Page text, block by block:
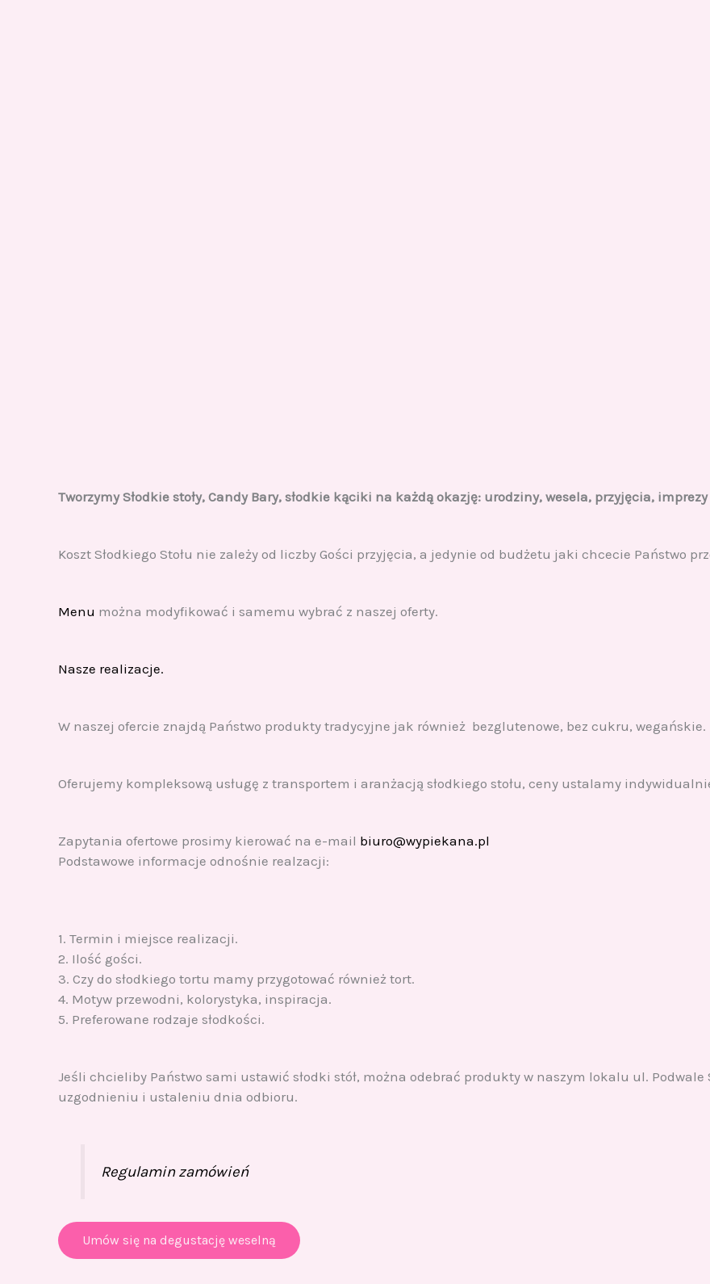
Tworzymy Słodkie stoły, Candy Bary, słodkie kąciki na każdą okazję: urodziny, wesela, przyjęcia,
Koszt Słodkiego Stołu nie zależy od liczby Gości przyjęcia, a jedynie od budżetu jaki chcecie Państwo
Menu można modyfikować i samemu wybrać z naszej oferty.
Nasze realizacje.
W naszej ofercie znajdą Państwo produkty tradycyjne jak również bezglutenowe, bez cukru, wegańskie.
Oferujemy kompleksową usługę z transportem i aranżacją słodkiego stołu, ceny ustalamy
Zapytania ofertowe prosimy kierować na e-mail biuro@wypiekana.pl
Podstawowe informacje odnośnie realzacji:
1. Termin i miejsce realizacji.
2. Ilość gości.
3. Czy do słodkiego tortu mamy przygotować również tort.
4. Motyw przewodni, kolorystyka, inspiracja.
5. Preferowane rodzaje słodkości.
Jeśli chcieliby Państwo sami ustawić słodki stół, można odebrać produkty w naszym lokalu ul.
uzgodnieniu i ustaleniu dnia odbioru.
Regulamin zamówień
Umów się na degustację weselną